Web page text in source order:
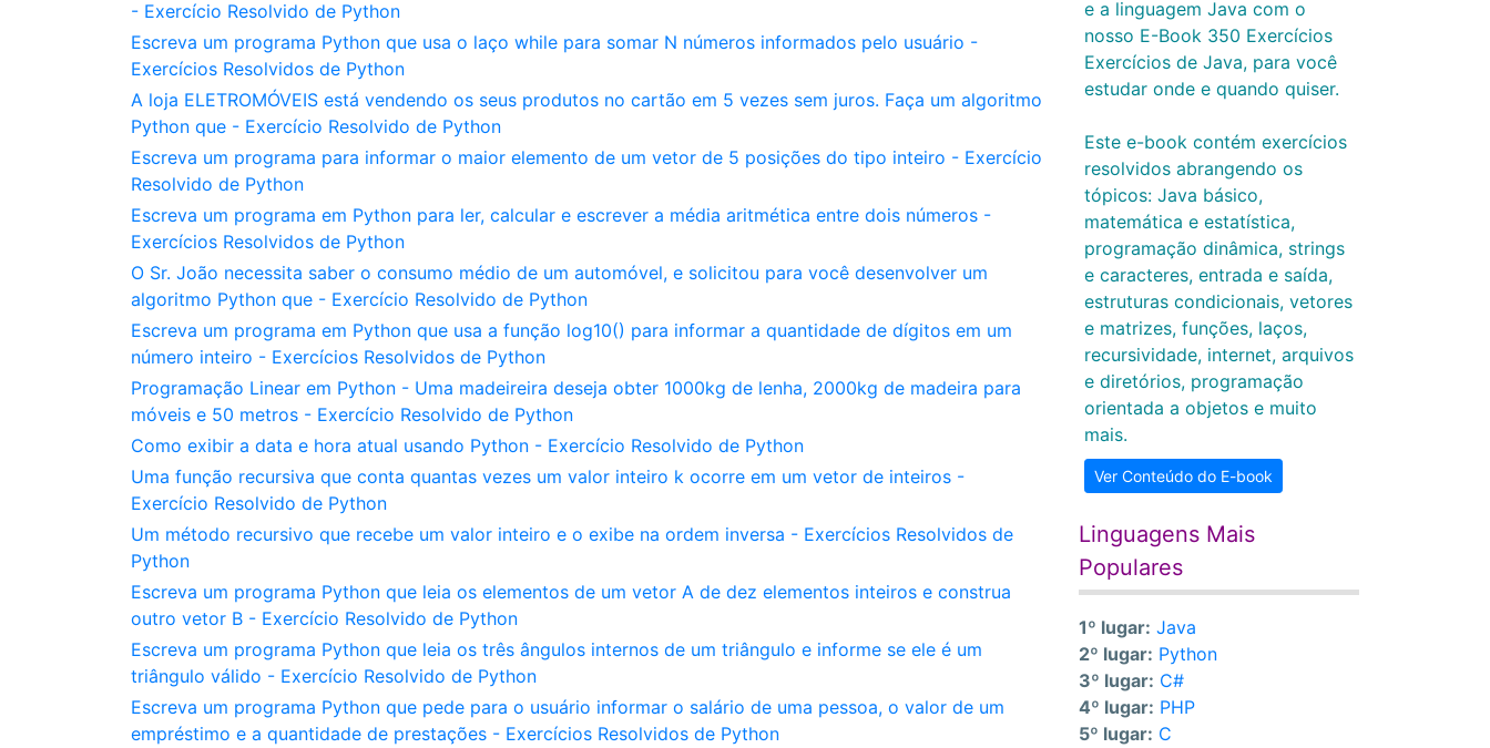
- Exercício Resolvido de Python
Escreva um programa Python que usa o laço while para somar N números informados pelo usuário -
Exercícios Resolvidos de Python
A loja ELETROMÓVEIS está vendendo os seus produtos no cartão em 5 vezes sem juros. Faça um algoritmo
Python que - Exercício Resolvido de Python
Escreva um programa para informar o maior elemento de um vetor de 5 posições do tipo inteiro - Exercício
Resolvido de Python
Escreva um programa em Python para ler, calcular e escrever a média aritmética entre dois números -
Exercícios Resolvidos de Python
O Sr. João necessita saber o consumo médio de um automóvel, e solicitou para você desenvolver um
algoritmo Python que - Exercício Resolvido de Python
Escreva um programa em Python que usa a função log10() para informar a quantidade de dígitos em um
número inteiro - Exercícios Resolvidos de Python
Programação Linear em Python - Uma madeireira deseja obter 1000kg de lenha, 2000kg de madeira para
móveis e 50 metros - Exercício Resolvido de Python
Como exibir a data e hora atual usando Python - Exercício Resolvido de Python
Uma função recursiva que conta quantas vezes um valor inteiro k ocorre em um vetor de inteiros -
Exercício Resolvido de Python
Um método recursivo que recebe um valor inteiro e o exibe na ordem inversa - Exercícios Resolvidos de
Python
Escreva um programa Python que leia os elementos de um vetor A de dez elementos inteiros e construa
outro vetor B - Exercício Resolvido de Python
Escreva um programa Python que leia os três ângulos internos de um triângulo e informe se ele é um
triângulo válido - Exercício Resolvido de Python
Escreva um programa Python que pede para o usuário informar o salário de uma pessoa, o valor de um
empréstimo e a quantidade de prestações - Exercícios Resolvidos de Python
e a linguagem Java com o
nosso E-Book 350 Exercícios
Exercícios de Java, para você
estudar onde e quando quiser.
Este e-book contém exercícios
resolvidos abrangendo os
tópicos: Java básico,
matemática e estatística,
programação dinâmica, strings
e caracteres, entrada e saída,
estruturas condicionais, vetores
e matrizes, funções, laços,
recursividade, internet, arquivos
e diretórios, programação
orientada a objetos e muito
mais.
Ver Conteúdo do E-book
Linguagens Mais
Populares
1º lugar: Java
2º lugar: Python
3º lugar: C#
4º lugar: PHP
5º lugar: C